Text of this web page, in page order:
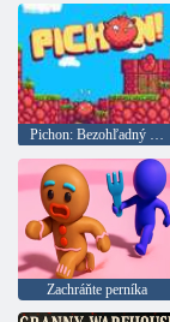
Zachráňte perníka